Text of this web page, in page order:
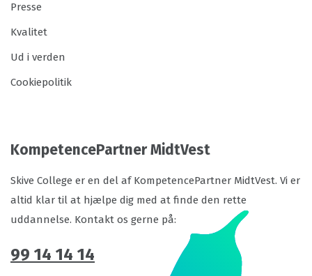
Presse
Kvalitet
Ud i verden
Cookiepolitik
KompetencePartner MidtVest
Skive College er en del af KompetencePartner MidtVest. Vi er
altid klar til at hjælpe dig med at finde den rette
uddannelse. Kontakt os gerne på:
99 14 14 14